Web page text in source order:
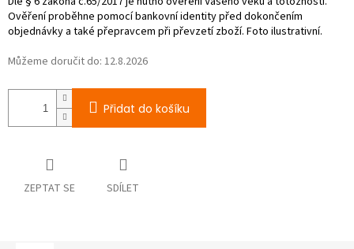
Můžeme doručit do: 12.8.2026
Přidat do košíku
ZEPTAT SE SDÍLET